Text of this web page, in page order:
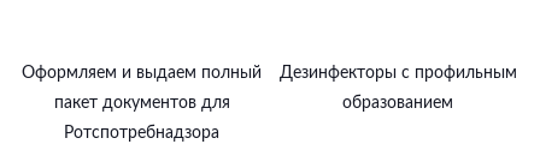
Оформляем и выдаем полный
пакет документов для
Ротспотребнадзора
Дезинфекторы с профильным
образованием